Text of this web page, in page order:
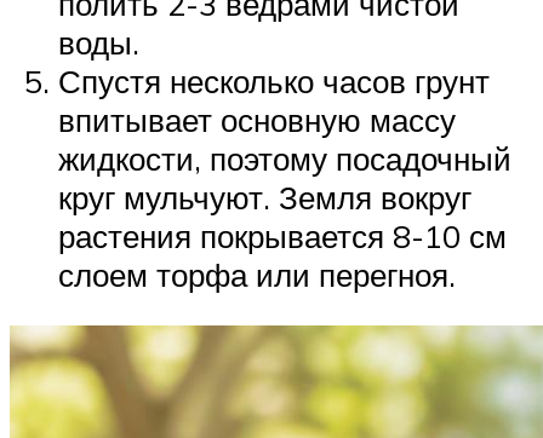
воды.
Спустя несколько часов грунт
впитывает основную массу
жидкости, поэтому посадочный
круг мульчуют. Земля вокруг
растения покрывается 8-10 см
слоем торфа или перегноя.